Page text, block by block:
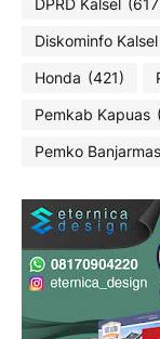
DPRD Kalsel
Diskominfo Kalsel
Honda (421)
Pemkab Kapuas
Pemko